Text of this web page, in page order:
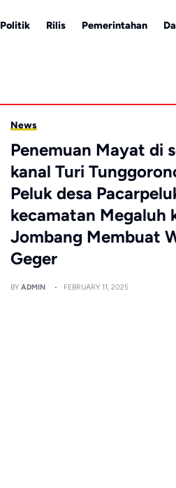
Politik Rilis Pemerintahan
News
Penemuan Mayat di
kanal Turi
Peluk desa
kecamatan Megaluh
Jombang Membuat
Geger
BYADMIN FEBRUARY 11, 2025